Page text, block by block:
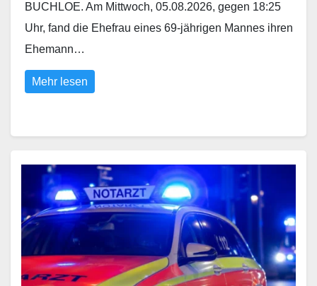
BUCHLOE. Am Mittwoch, 05.08.2026, gegen 18:25
Uhr, fand die Ehefrau eines 69-jährigen Mannes ihren
Ehemann…
Mehr lesen